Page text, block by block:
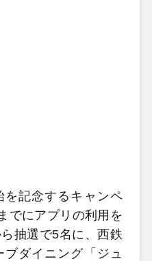
記念するキャンペ
でにアプリの利用を
抽選で5名に、西鉄
ダイニング「ジュ